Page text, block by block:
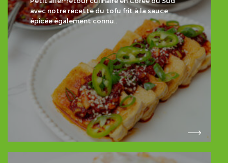
avec notre recette du tofu frit à la sauce
épicée également connu..